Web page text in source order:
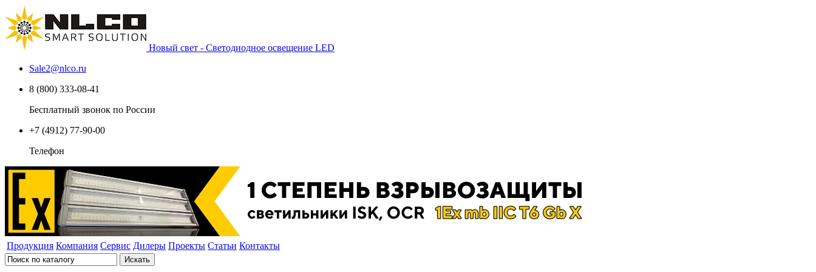
Новый свет - Светодиодное освещение LED
Sale2@nlco.ru
8 (800) 333-08-41
Бесплатный звонок по России
+7 (4912) 77-90-00
Телефон
Продукция Компания Сервис Дилеры Проекты Статьи Контакты